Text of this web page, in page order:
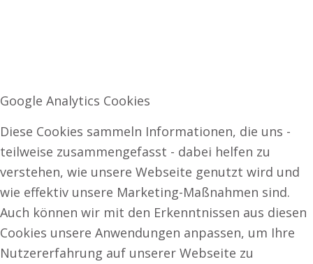
Google Analytics Cookies
Diese Cookies sammeln Informationen, die uns -
teilweise zusammengefasst - dabei helfen zu
verstehen, wie unsere Webseite genutzt wird und
wie effektiv unsere Marketing-Maßnahmen sind.
Auch können wir mit den Erkenntnissen aus diesen
Cookies unsere Anwendungen anpassen, um Ihre
Nutzererfahrung auf unserer Webseite zu